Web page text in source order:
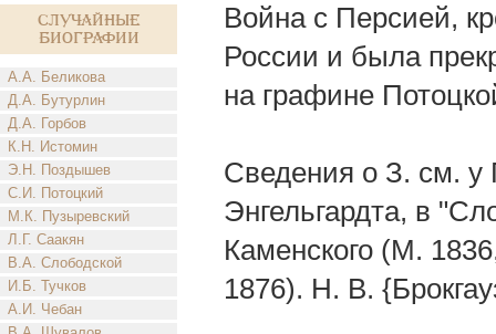
Случайные
биографии
А.А. Беликова
Д.А. Бутурлин
Д.А. Горбов
К.Н. Истомин
Э.Н. Поздышев
С.И. Потоцкий
М.К. Пузыревский
Л.Г. Саакян
В.А. Слободской
И.Б. Тучков
А.И. Чебан
Война с Персией,
России и была
на графине
Сведения о З. см. у
Энгельгардта, в
Каменского (М.
1876). Н. В.